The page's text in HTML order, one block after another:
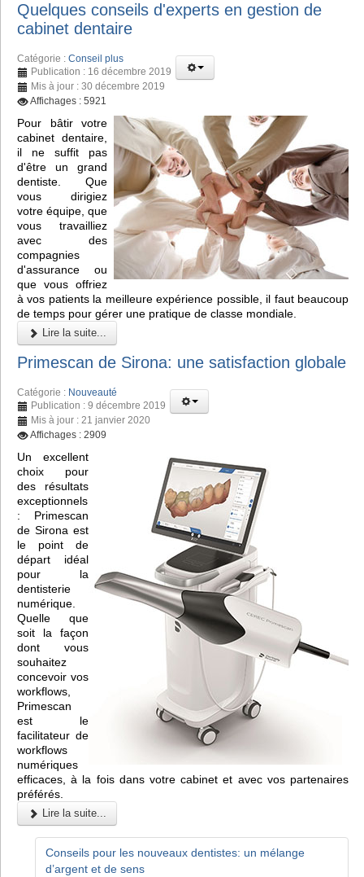
Quelques conseils d'experts en gestion de
cabinet dentaire
Catégorie : Conseil plus
Publication : 16 décembre 2019
Mis à jour : 30 décembre 2019
Affichages : 5921
Pour bâtir votre
cabinet dentaire,
il ne suffit pas
d'être un grand
dentiste. Que
vous dirigiez
votre équipe, que
vous travailliez
avec des
compagnies
d'assurance ou
que vous offriez
à vos patients la meilleure expérience possible, il faut beaucoup
de temps pour gérer une pratique de classe mondiale.
Lire la suite...
Primescan de Sirona: une satisfaction globale
Catégorie : Nouveauté
Publication : 9 décembre 2019
Mis à jour : 21 janvier 2020
Affichages : 2909
Un excellent
choix pour
des résultats
exceptionnels
: Primescan
de Sirona est
le point de
départ idéal
pour la
dentisterie
numérique.
Quelle que
soit la façon
dont vous
souhaitez
concevoir vos
workflows,
Primescan
est le
facilitateur de
workflows
numériques
efficaces, à la fois dans votre cabinet et avec vos partenaires
préférés.
Lire la suite...
Conseils pour les nouveaux dentistes: un mélange
d’argent et de sens